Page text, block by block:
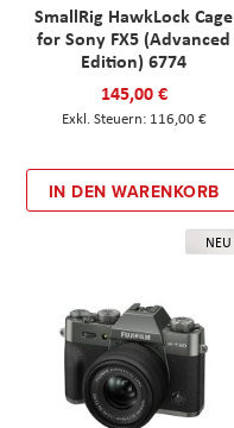
SmallRig HawkLock Cage
for Sony FX5 (Advanced
Edition) 6774
145,00 €
116,00 €
IN DEN WARENKORB
NEU